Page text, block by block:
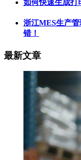
如何快速生成打
浙江MES生产
错！
最新文章